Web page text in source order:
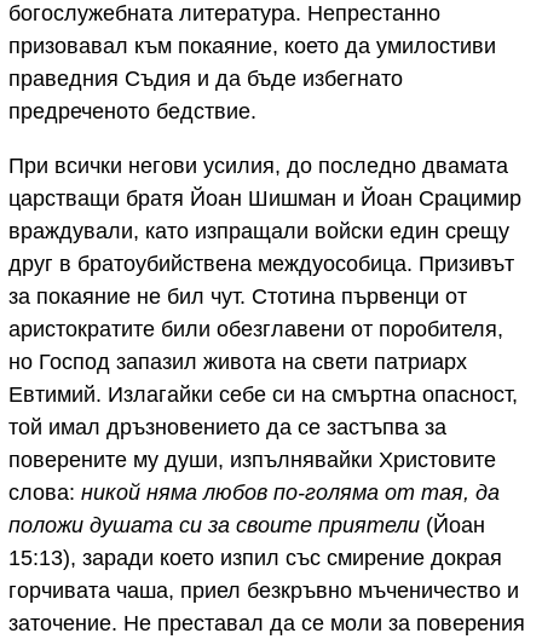
богослужебната литература. Непрестанно
призовавал към покаяние, което да умилостиви
праведния Съдия и да бъде избегнато
предреченото бедствие.
При всички негови усилия, до последно двамата
царстващи братя Йоан Шишман и Йоан Срацимир
враждували, като изпращали войски един срещу
друг в братоубийствена междуособица. Призивът
за покаяние не бил чут. Стотина първенци от
аристократите били обезглавени от поробителя,
но Господ запазил живота на свети патриарх
Евтимий. Излагайки себе си на смъртна опасност,
той имал дръзновението да се застъпва за
поверените му души, изпълнявайки Христовите
слова: никой няма любов по-голяма от тая, да
положи душата си за своите приятели (Йоан
15:13), заради което изпил със смирение докрая
горчивата чаша, приел безкръвно мъченичество и
заточение. Не преставал да се моли за поверения